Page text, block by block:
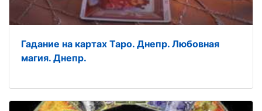
Гадание на картах Таро. Днепр. Любовная
магия. Днепр.